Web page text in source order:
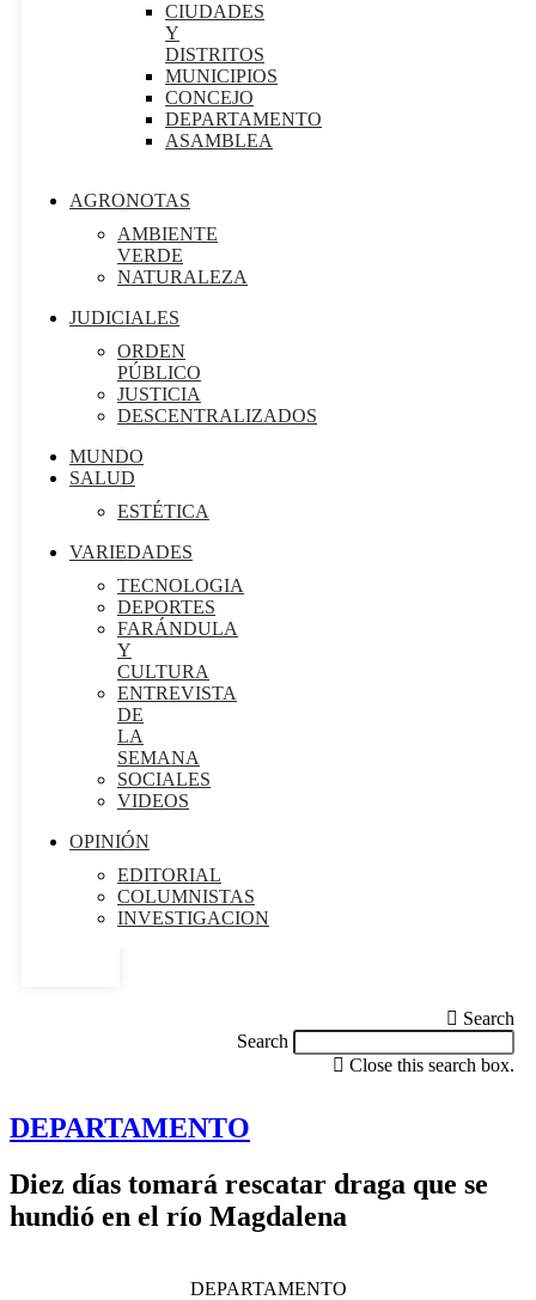
CIUDADES
Y
DISTRITOS
MUNICIPIOS
CONCEJO
DEPARTAMENTO
ASAMBLEA
AGRONOTAS
AMBIENTE
VERDE
NATURALEZA
JUDICIALES
ORDEN
PÚBLICO
JUSTICIA
DESCENTRALIZADOS
MUNDO
SALUD
ESTÉTICA
VARIEDADES
TECNOLOGIA
DEPORTES
FARÁNDULA
Y
CULTURA
ENTREVISTA
DE
LA
SEMANA
SOCIALES
VIDEOS
OPINIÓN
EDITORIAL
COLUMNISTAS
INVESTIGACION
Search
Search
Close this search box.
DEPARTAMENTO
Diez días tomará rescatar draga que se
hundió en el río Magdalena
DEPARTAMENTO